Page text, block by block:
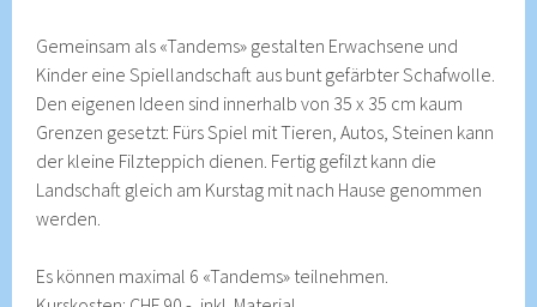
Gemeinsam als «Tandems» gestalten Erwachsene und
Kinder eine Spiellandschaft aus bunt gefärbter Schafwolle.
Den eigenen Ideen sind innerhalb von 35 x 35 cm kaum
Grenzen gesetzt: Fürs Spiel mit Tieren, Autos, Steinen kann
der kleine Filzteppich dienen. Fertig gefilzt kann die
Landschaft gleich am Kurstag mit nach Hause genommen
werden.
Es können maximal 6 «Tandems» teilnehmen.